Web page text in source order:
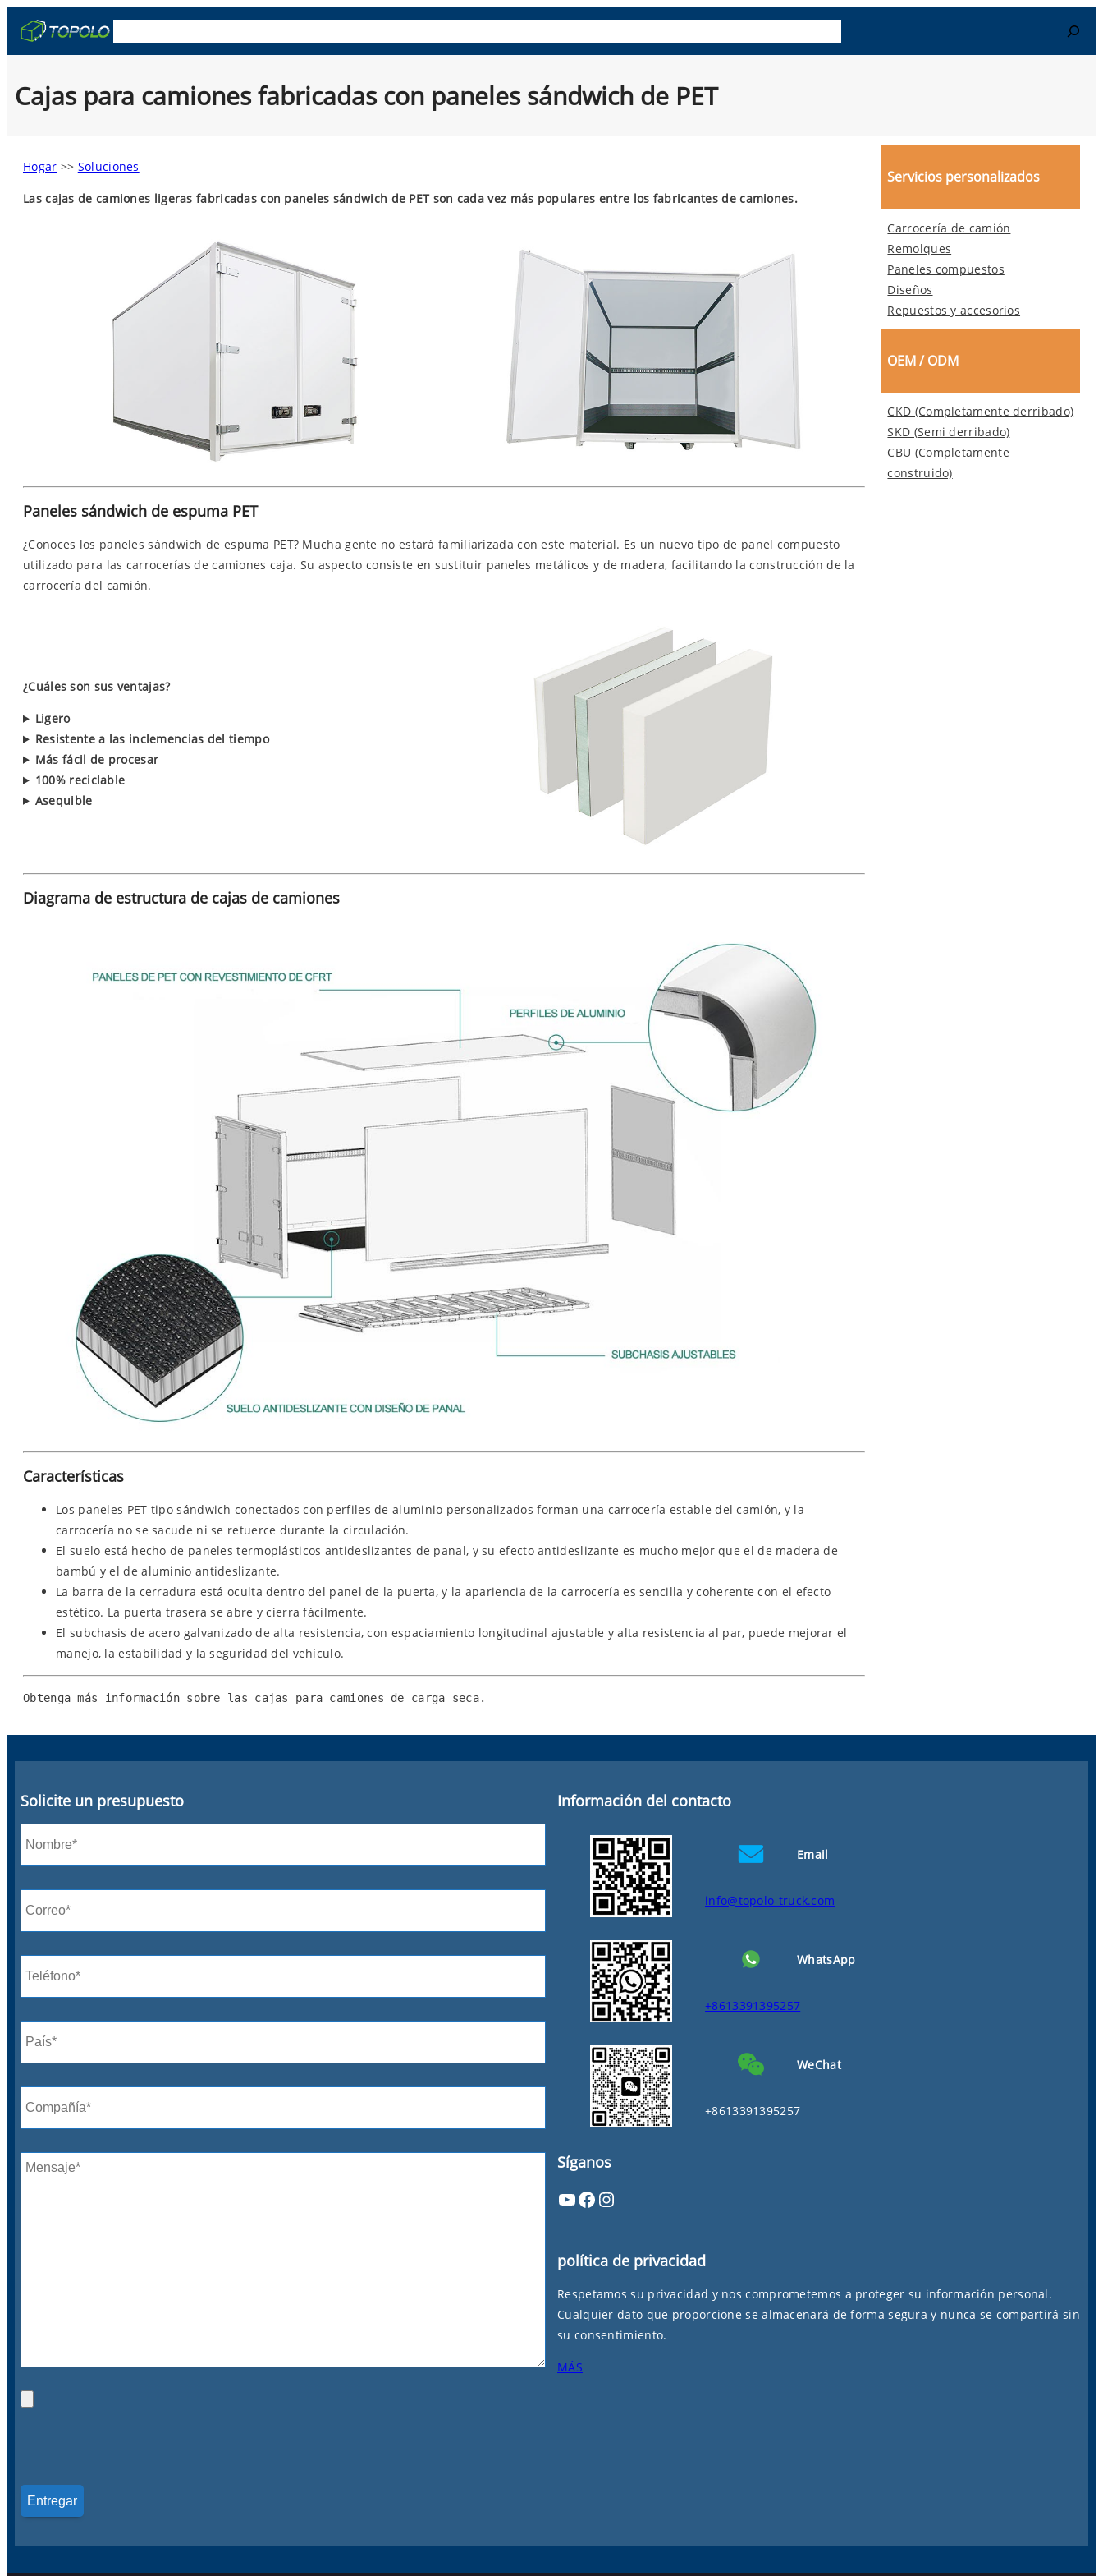
content
Search
Cajas para camiones fabricadas con paneles sándwich de PET
Hogar >> Soluciones
Las cajas de camiones ligeras fabricadas con paneles sándwich de PET son cada vez más populares entre los fabricantes de camiones.
Paneles sándwich de espuma PET
¿Conoces los paneles sándwich de espuma PET? Mucha gente no estará familiarizada con este material. Es un nuevo tipo de panel compuesto
utilizado para las carrocerías de camiones caja. Su aspecto consiste en sustituir paneles metálicos y de madera, facilitando la construcción de la
carrocería del camión.
¿Cuáles son sus ventajas?
Ligero
Resistente a las inclemencias del tiempo
Más fácil de procesar
100% reciclable
Asequible
Diagrama de estructura de cajas de camiones
Características
Los paneles PET tipo sándwich conectados con perfiles de aluminio personalizados forman una carrocería estable del camión, y la
carrocería no se sacude ni se retuerce durante la circulación.
El suelo está hecho de paneles termoplásticos antideslizantes de panal, y su efecto antideslizante es mucho mejor que el de madera de
bambú y el de aluminio antideslizante.
La barra de la cerradura está oculta dentro del panel de la puerta, y la apariencia de la carrocería es sencilla y coherente con el efecto
estético. La puerta trasera se abre y cierra fácilmente.
El subchasis de acero galvanizado de alta resistencia, con espaciamiento longitudinal ajustable y alta resistencia al par, puede mejorar el
manejo, la estabilidad y la seguridad del vehículo.
Obtenga más información sobre las cajas para camiones de carga seca.
Servicios personalizados
Carrocería de camión
Remolques
Paneles compuestos
Diseños
Repuestos y accesorios
OEM / ODM
CKD (Completamente derribado)
SKD (Semi derribado)
CBU (Completamente
construido)
Solicite un presupuesto Información del contacto
Email
info@topolo-truck.com
WhatsApp
+8613391395257
WeChat
+8613391395257
Síganos
YouTube Facebook Instagram
política de privacidad
Respetamos su privacidad y nos comprometemos a proteger su información personal.
Cualquier dato que proporcione se almacenará de forma segura y nunca se compartirá sin
su consentimiento.
MÁS